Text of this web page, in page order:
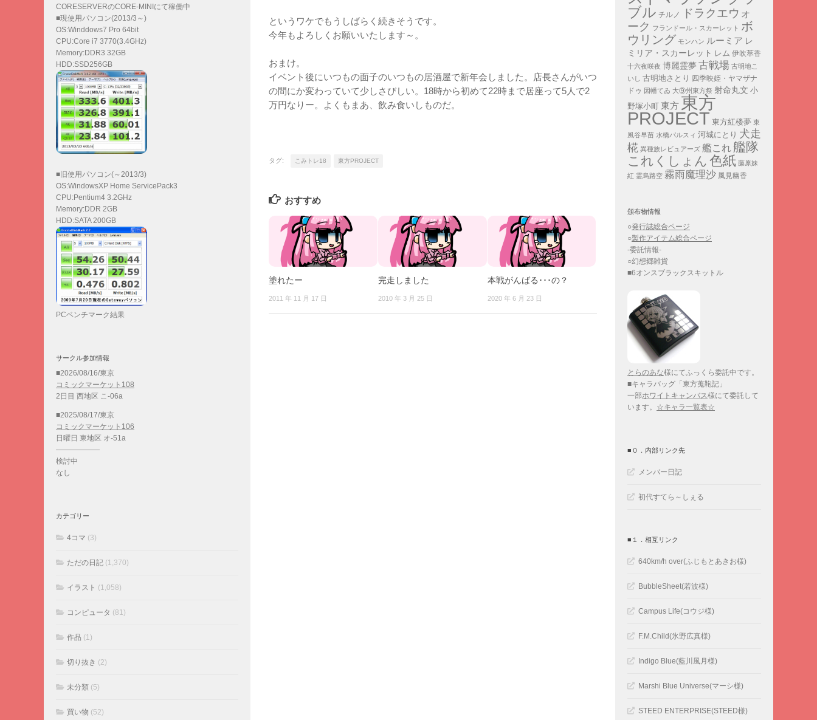
というワケでもうしばらく続きそうです。
今年もよろしくお願いいたします～。
おまけ。
イベント後にいつもの面子のいつもの居酒屋で新年会しました。店長さんがいつ
の間にか変わっていて少しさびしい。18時から初めて22時まで居座って5人で2
万円なりー。よくもまあ、飲み食いしものだ。
タグ: こみトレ18 東方PROJECT
おすすめ
塗れたー
2011 年 11 月 17 日
完走しました
2010 年 3 月 25 日
本戦がんばる･･･の？
2020 年 6 月 23 日
CORESERVERのCORE-MINIにて稼働中
■現使用パソコン(2013/3～)
OS:Winddows7 Pro 64bit
CPU:Core i7 3770(3.4GHz)
Memory:DDR3 32GB
HDD:SSD256GB
■旧使用パソコン(～2013/3)
OS:WindowsXP Home ServicePack3
CPU:Pentium4 3.2GHz
Memory:DDR 2GB
HDD:SATA 200GB
PCベンチマーク結果
サークル参加情報
■2026/08/16/東京
コミックマーケット108
2日目 西地区 こ-06a
■2025/08/17/東京
コミックマーケット106
日曜日 東地区 オ-51a
——————
検討中
なし
カテゴリー
4コマ (3)
ただの日記 (1,370)
イラスト (1,058)
コンピュータ (81)
作品 (1)
切り抜き (2)
未分類 (5)
買い物 (52)
ブル チルノ
ドラクエウォ
ーク フランドール・スカーレット ボ
ウリング モンハン ルーミア レ
ミリア・スカーレット
レム 伊吹萃香
十六夜咲夜 博麗霊夢 古戦場 古明地こ
いし 古明地さとり 四季映姫・ヤマザナ
ドゥ 因幡てゐ 大⑨州東方祭 射命丸文 小
野塚小町 東方 東方
PROJECT 東方紅楼夢 東
風谷早苗 水橋パルスィ 河城にとり 犬走
椛 異種族レビュアーズ 艦これ艦隊
これくしょん 色紙 藤原妹
紅 霊烏路空 霧雨魔理沙 風見幽香
頒布物情報
○発行誌総合ページ
○製作アイテム総合ページ
-委託情報-
○幻想郷雑貨
■6オンスブラックスキットル
とらのあな様にてふっくら委託中です。
■キャラバッグ「東方蒐鞄記」
一部ホワイトキャンバス様にて委託して
います。 ☆キャラ一覧表☆
■０．内部リンク先
メンバー日記
初代すてら～しぇる
■１．相互リンク
640km/h over(ふじもとあきお様)
BubbleSheet(若波様)
Campus Life(コウジ様)
F.M.Child(氷野広真様)
Indigo Blue(藍川風月様)
Marshi Blue Universe(マーシ様)
STEED ENTERPRISE(STEED様)